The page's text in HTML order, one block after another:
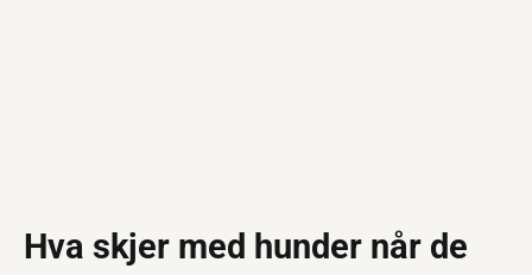
Hva skjer med hunder når de